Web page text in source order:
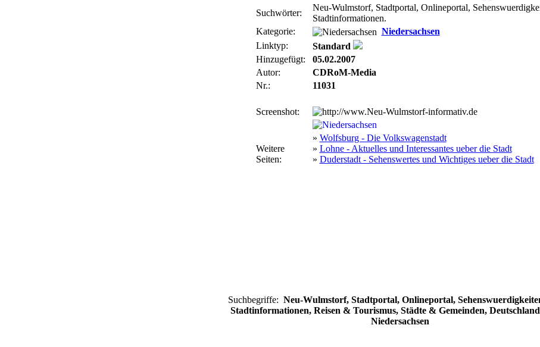
Suchwörter:
Neu-Wulmstorf, Stadtportal, Onlineportal,
Stadtinformationen.
Kategorie:
Niedersachsen
Linktyp:
Standard
Hinzugefügt:
05.02.2007
Autor:
CDRoM-Media
Nr.:
11031
Screenshot:
Weitere
Seiten:
» Wolfsburg - Die Volkswagenstadt
» Lohne - Aktuelles und Interessantes ueber die Stadt
» Duderstadt - Sehenswertes und Wichtiges ueber die Stadt
Suchbegriffe: Neu-Wulmstorf, Stadtportal, Onlineportal,
Stadtinformationen, Reisen & Tourismus, Städte & Gemeinden,
Niedersachsen